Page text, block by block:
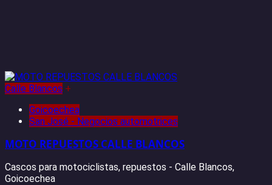
Calle Blancos +
Goicoechea
San José - Negocios automotrices
MOTO REPUESTOS CALLE BLANCOS
Cascos para motociclistas, repuestos - Calle Blancos,
Goicoechea